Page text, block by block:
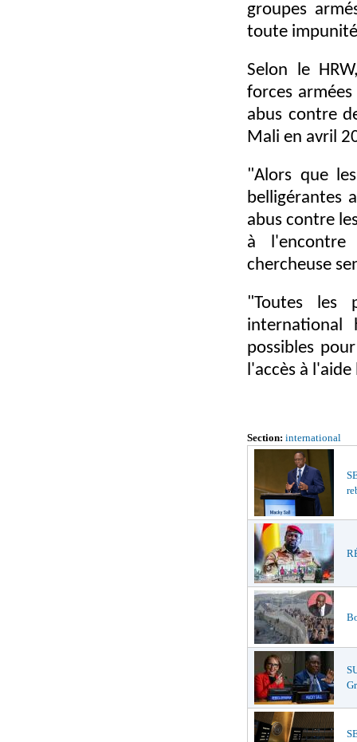
groupes
toute
Selon le
forces
abus contre
Mali en avril
"Alors que
belligérantes
abus contre
à l'encontre
chercheuse
"Toutes les
international
possibles
l'accès à
Section: international